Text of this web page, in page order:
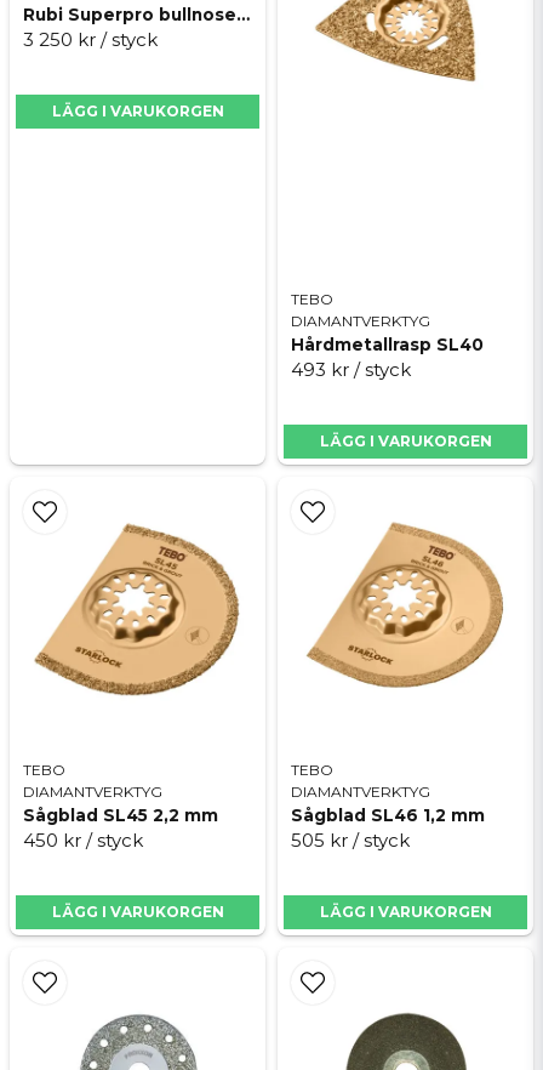
Rubi Superpro bullnose rund
3 250 kr / styck
LÄGG I VARUKORGEN
TEBO
DIAMANTVERKTYG
Hårdmetallrasp SL40
493 kr / styck
LÄGG I VARUKORGEN
TEBO
DIAMANTVERKTYG
Sågblad SL45 2,2 mm
450 kr / styck
LÄGG I VARUKORGEN
TEBO
DIAMANTVERKTYG
Sågblad SL46 1,2 mm
505 kr / styck
LÄGG I VARUKORGEN
Skicka fråga